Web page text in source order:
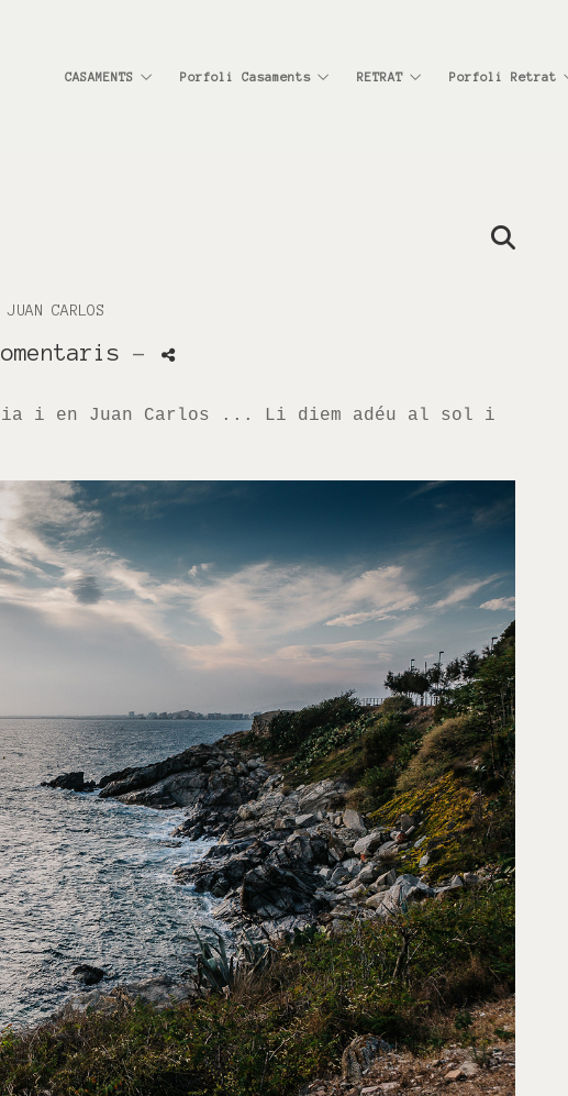
CASAMENTS Porfoli Casaments RETRAT Porfoli Retrat
CARLOS
-
i en Juan Carlos ... Li diem adéu al sol i